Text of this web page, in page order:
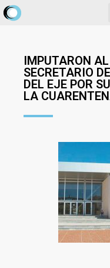
IMPUTARON
SECRETARIO
DEL EJE POR
LA